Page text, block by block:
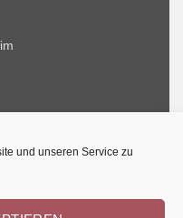
und unseren Service zu